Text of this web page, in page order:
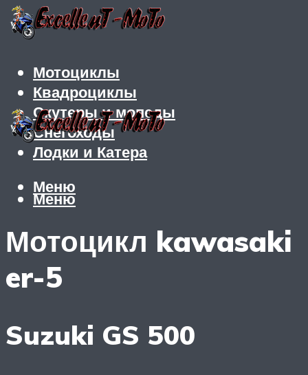
Мотоциклы
Квадроциклы
Скутеры и мопеды
Снегоходы
Лодки и Катера
Меню
Меню
Мотоцикл kawasaki
er-5
Suzuki GS 500